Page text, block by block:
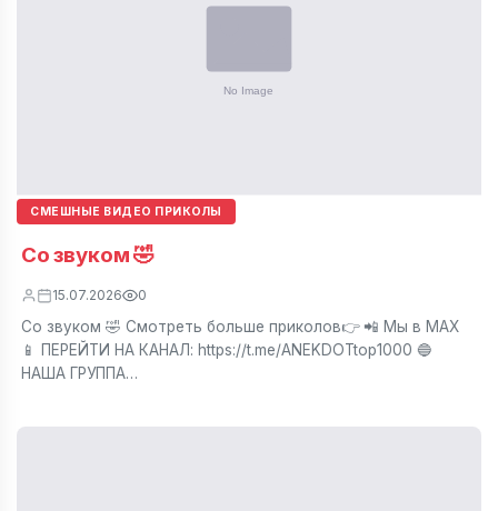
СМЕШНЫЕ ВИДЕО ПРИКОЛЫ
Со звуком 🤣
15.07.2026 0
Со звуком 🤣 Смотреть больше приколов👉 📲 Мы в МАХ
📱 ПЕРЕЙТИ НА КАНАЛ: https://t.me/ANEKDOTtop1000 🔵
НАША ГРУППА…